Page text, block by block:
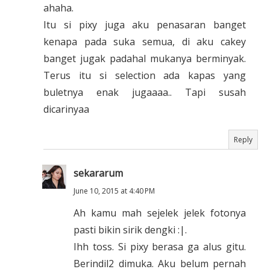
ahaha.
Itu si pixy juga aku penasaran banget
kenapa pada suka semua, di aku cakey
banget jugak padahal mukanya berminyak.
Terus itu si selection ada kapas yang
buletnya enak jugaaaa.. Tapi susah
dicarinyaa
Reply
sekararum
June 10, 2015 at 4:40 PM
Ah kamu mah sejelek jelek fotonya
pasti bikin sirik dengki :|.
Ihh toss. Si pixy berasa ga alus gitu.
Berindil2 dimuka. Aku belum pernah